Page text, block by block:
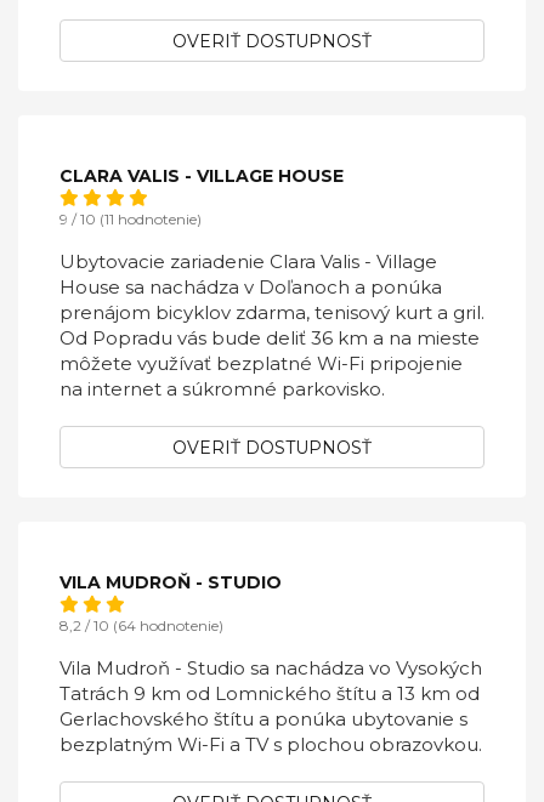
OVERIŤ DOSTUPNOSŤ
CLARA VALIS - VILLAGE HOUSE
9 / 10 (11 hodnotenie)
Ubytovacie zariadenie Clara Valis - Village
House sa nachádza v Doľanoch a ponúka
prenájom bicyklov zdarma, tenisový kurt a gril.
Od Popradu vás bude deliť 36 km a na mieste
môžete využívať bezplatné Wi-Fi pripojenie
na internet a súkromné parkovisko.
OVERIŤ DOSTUPNOSŤ
VILA MUDROŇ - STUDIO